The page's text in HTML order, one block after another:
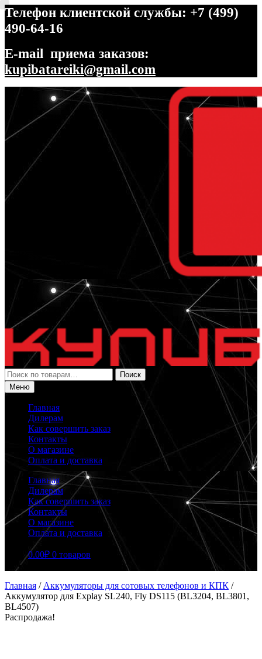
Телефон клиентской службы: +7 (499)
490-64-16
E-mail приема заказов:
kupibatareiki@gmail.com
Перейти
навигации
Перейти
содержимому
Искать:
Поиск
Меню
Главная
Дилерам
Как совершить заказ
Контакты
О магазине
Оплата и доставка
Главная
Дилерам
Как совершить заказ
Контакты
О магазине
Оплата и доставка
0.00₽ 0 товаров
Главная / Аккумуляторы для сотовых телефонов и КПК /
Аккумулятор для Explay SL240, Fly DS115 (BL3204, BL3801,
BL4507)
Распродажа!